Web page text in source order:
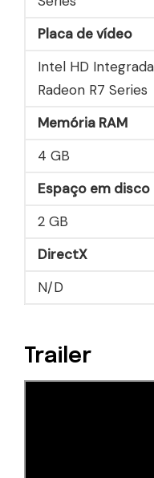
Placa de vídeo
Intel HD
Radeon R7 Series
Memória RAM
4 GB
Espaço em disco
2 GB
DirectX
N/D
Trailer